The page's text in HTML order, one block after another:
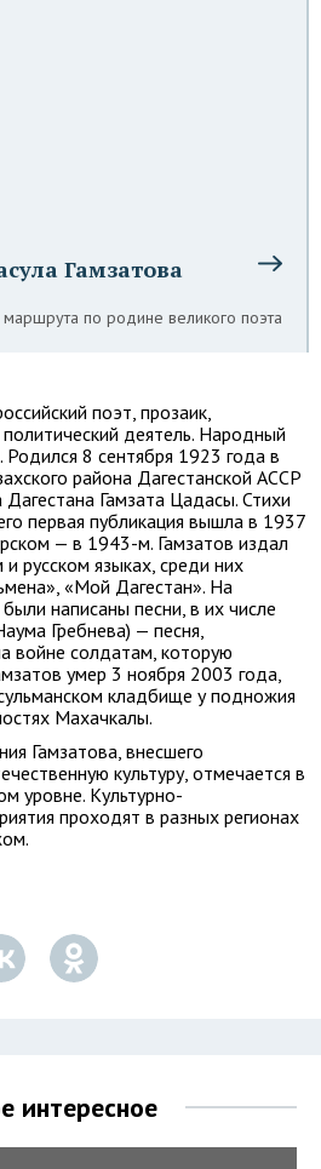
Гамзатова
маршрута по родине великого поэта
поэт, прозаик,
деятель. Народный
8 сентября 1923 года в
района Дагестанской АССР
Гамзата Цадасы. Стихи
первая публикация вышла в 1937
— в 1943-м. Гамзатов издал
и русском языках, среди них
«Мой Дагестан». На
написаны песни, в их числе
Гребнева) — песня,
войне солдатам, которую
умер 3 ноября 2003 года,
кладбище у подножия
Махачкалы.
Гамзатова, внесшего
культуру, отмечается в
уровне. Культурно-
проходят в разных регионах
интересное